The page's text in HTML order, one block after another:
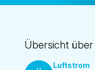
Übersicht über
Luftstrom